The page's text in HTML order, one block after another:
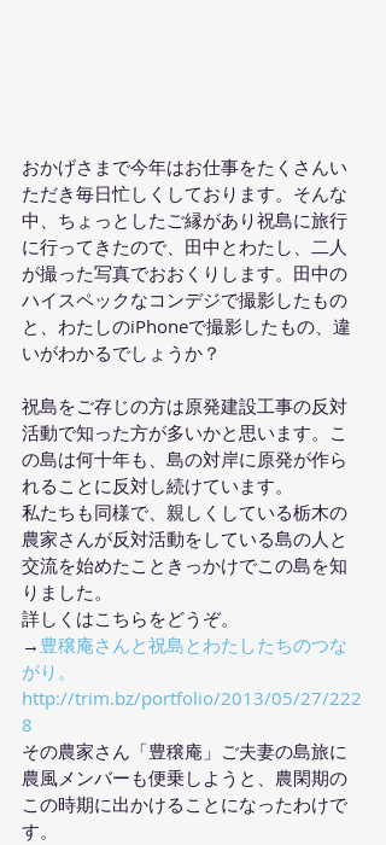
おかげさまで今年はお仕事をたくさんい
ただき毎日忙しくしております。そんな
中、ちょっとしたご縁があり祝島に旅行
に行ってきたので、田中とわたし、二人
が撮った写真でおおくりします。田中の
ハイスペックなコンデジで撮影したもの
と、わたしのiPhoneで撮影したもの、違
いがわかるでしょうか？
祝島をご存じの方は原発建設工事の反対
活動で知った方が多いかと思います。こ
の島は何十年も、島の対岸に原発が作ら
れることに反対し続けています。
私たちも同様で、親しくしている栃木の
農家さんが反対活動をしている島の人と
交流を始めたこときっかけでこの島を知
りました。
詳しくはこちらをどうぞ。
→ 豊穣庵さんと祝島とわたしたちのつな
がり。
http://trim.bz/portfolio/2013/05/27/222
8
その農家さん「豊穣庵」ご夫妻の島旅に
農風メンバーも便乗しようと、農閑期の
この時期に出かけることになったわけで
す。